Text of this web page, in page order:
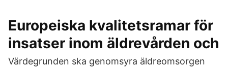
Europeiska kvalitetsramar för
insatser inom äldrevården och
Värdegrunden ska genomsyra äldreomsorgen